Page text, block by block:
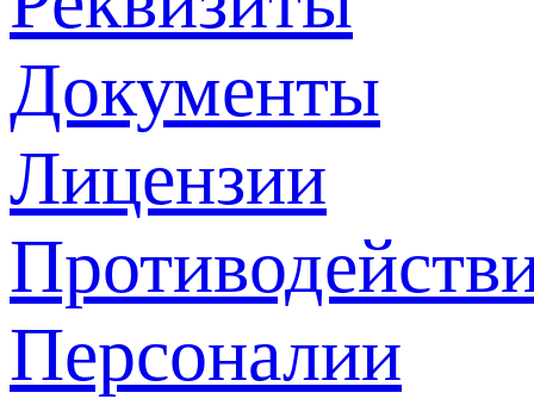
Документы
Лицензии
Персоналии